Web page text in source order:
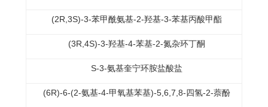
(2R,3S)-3-苯甲酰氨基-2-羟基-3-苯基丙酸甲酯
(3R,4S)-3-羟基-4-苯基-2-氮杂环丁酮
S-3-氨基奎宁环胺盐酸盐
(6R)-6-(2-氨基-4-甲氧基苯基)-5,6,7,8-四氢-2-萘酚